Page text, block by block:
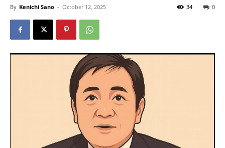
By Kenichi Sano - October 12, 2025 0
34